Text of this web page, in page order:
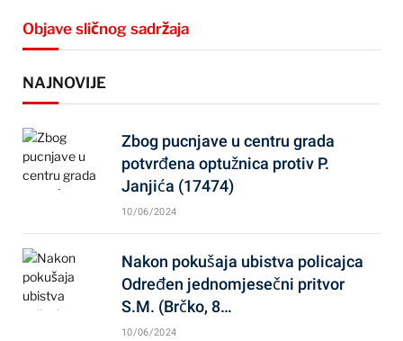
Objave sličnog sadržaja
NAJNOVIJE
Zbog pucnjave u centru grada
potvrđena optužnica protiv P.
Janjića (17474)
10/06/2024
Nakon pokušaja ubistva policajca
Određen jednomjesečni pritvor
S.M. (Brčko, 8…
10/06/2024